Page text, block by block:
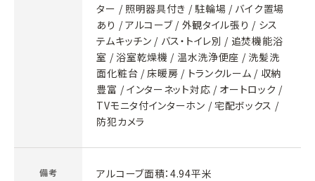
ター / 照明器具付き / 駐輪場 / バイク置場
あり / アルコーブ / 外観タイル張り / シス
テムキッチン / バス・トイレ別 / 追焚機能浴
室 / 浴室乾燥機 / 温水洗浄便座 / 洗髪洗
面化粧台 / 床暖房 / トランクルーム / 収納
豊富 / インターネット対応 / オートロック /
TVモニタ付インターホン / 宅配ボックス /
防犯カメラ
備考
アルコーブ面積：4.94平米